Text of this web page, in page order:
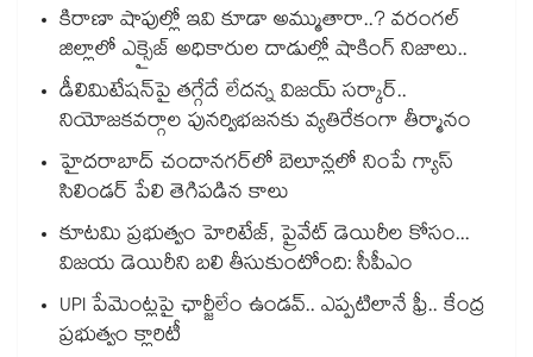
కిరాణా షాపుల్లో ఇవి కూడా అమ్ముతారా..? వరంగల్
జిల్లాలో ఎక్సైజ్ అధికారుల దాడుల్లో షాకింగ్ నిజాలు..
డీలిమిటేషన్‎పై తగ్గేదే లేదన్న విజయ్ సర్కార్..
నియోజకవర్గాల పునర్విభజనకు వ్యతిరేకంగా తీర్మానం
హైదరాబాద్⁪ చందానగర్⁫లో బెలూన్లలో నింపే గ్యాస్
సిలిండర్ పేలి తెగిపడిన కాలు
కూటమి ప్రభుత్వం హెరిటేజ్, ప్రైవేట్ డెయిరీల కోసం...
విజయ డెయిరీని బలి తీసుకుంటోంది: సీపీఎం
UPI పేమెంట్లపై ఛార్జీలేం ఉండవ్.. ఎప్పటిలానే ఫ్రీ.. కేంద్ర
ప్రభుత్వం క్లారిటీ